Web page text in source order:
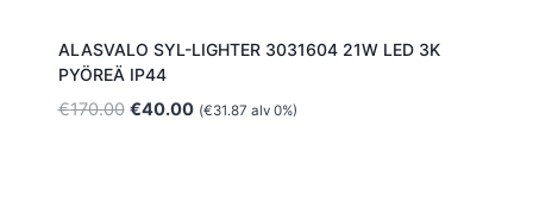
ALASVALO SYL-LIGHTER 3031604 21W LED 3K
PYÖREÄ IP44
€170.00 Alkuperäinen
€40.00Nykyinen
(€31.87 alv 0%)